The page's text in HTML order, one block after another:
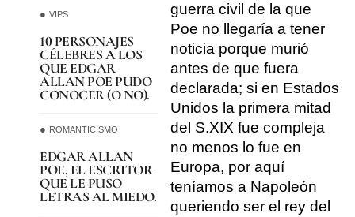
VIPS
10 PERSONAJES
CÉLEBRES A LOS
QUE EDGAR
ALLAN POE PUDO
CONOCER (O NO).
ROMANTICISMO
EDGAR ALLAN
POE, EL ESCRITOR
QUE LE PUSO
LETRAS AL MIEDO.
guerra civil de la que
Poe no llegaría a tener
noticia porque murió
antes de que fuera
declarada; si en Estados
Unidos la primera mitad
del S.XIX fue compleja
no menos lo fue en
Europa, por aquí
teníamos a Napoleón
queriendo ser el rey del